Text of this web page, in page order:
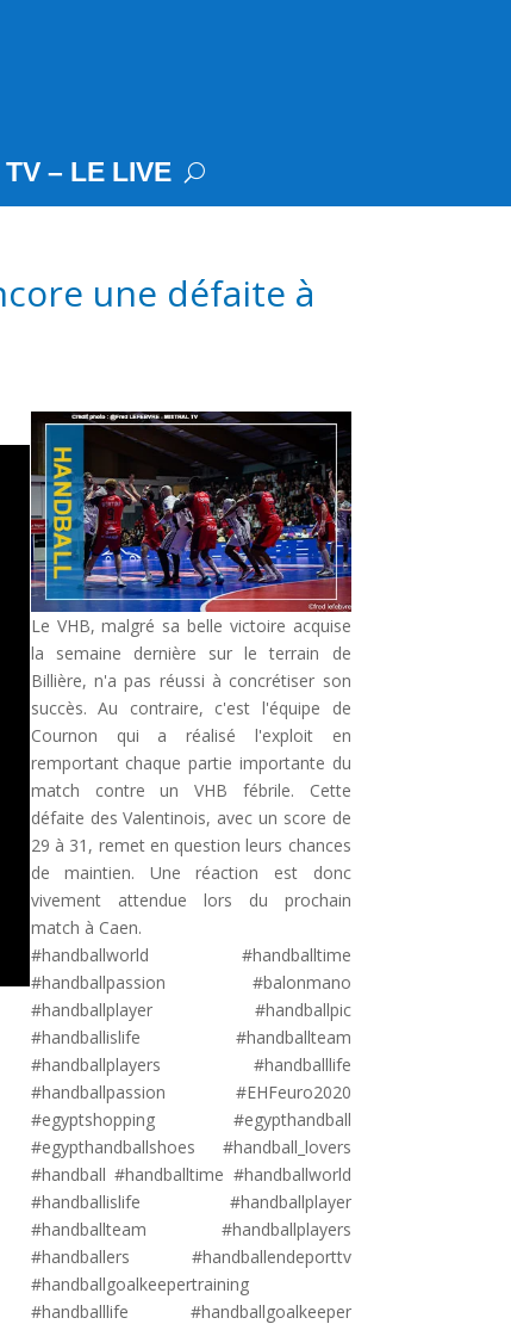
– LE LIVE
une défaite à
Le VHB, malgré sa belle victoire acquise
la semaine dernière sur le terrain de
Billière, n'a pas réussi à concrétiser son
succès. Au contraire, c'est l'équipe de
Cournon qui a réalisé l'exploit en
remportant chaque partie importante du
match contre un VHB fébrile. Cette
défaite des Valentinois, avec un score de
29 à 31, remet en question leurs chances
de maintien. Une réaction est donc
vivement attendue lors du prochain
match à Caen.
#handballworld #handballtime
#handballpassion #balonmano
#handballplayer #handballpic
#handballislife #handballteam
#handballplayers #handballlife
#handballpassion #EHFeuro2020
#egyptshopping #egypthandball
#egypthandballshoes #handball_lovers
#handball #handballtime #handballworld
#handballislife #handballplayer
#handballteam #handballplayers
#handballers #handballendeporttv
#handballgoalkeepertraining
#handballlife #handballgoalkeeper